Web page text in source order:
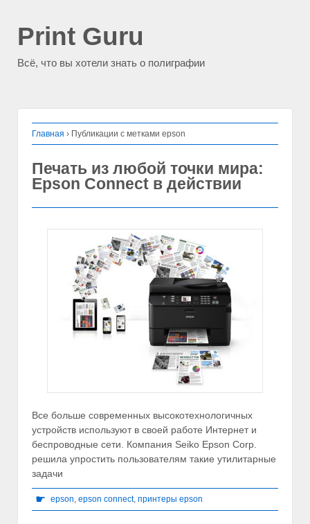
Print Guru
Всё, что вы хотели знать о полиграфии
Главная › Публикации с метками epson
Печать из любой точки мира:
Epson Connect в действии
Все больше современных высокотехнологичных
устройств используют в своей работе Интернет и
беспроводные сети. Компания Seiko Epson Corp.
решила упростить пользователям такие утилитарные
задачи
☛ epson, epson connect, принтеры epson